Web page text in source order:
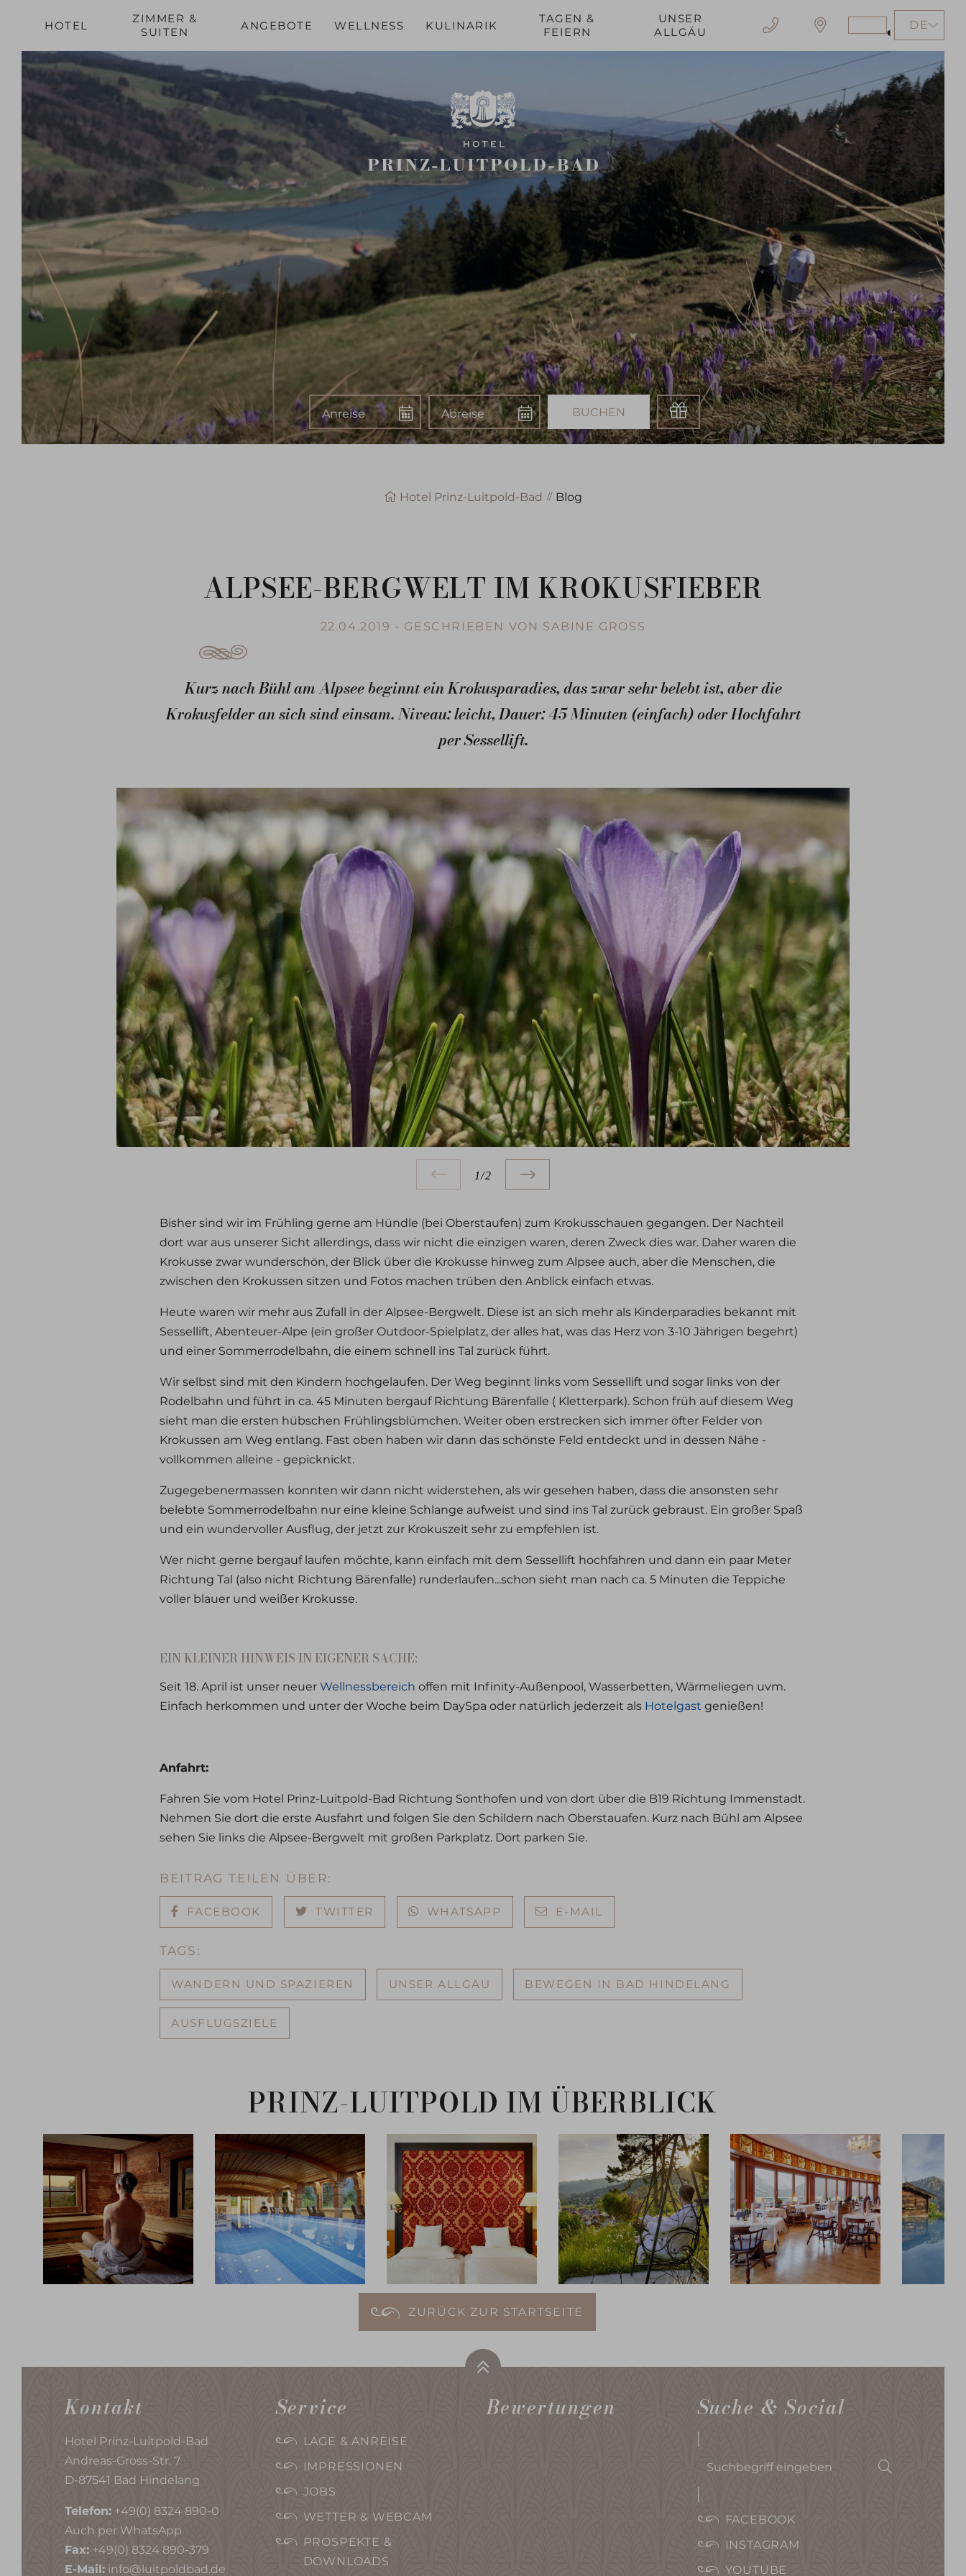
Stärkeren
Kontrast
erzeugen
DE
EN
HOTEL
ZIMMER &
SUITEN
ANGEBOTE WELLNESS KULINARIK
TAGEN &
FEIERN
UNSER
ALLGÄU
Anreise Abreise Buchen Gutschein
Hotel Prinz-Luitpold-Bad Blog
ALPSEE-BERGWELT IM KROKUSFIEBER
22.04.2019 - GESCHRIEBEN VON SABINE GROSS
Kurz nach Bühl am Alpsee beginnt ein Krokusparadies, das zwar sehr belebt ist, aber die
Krokusfelder an sich sind einsam. Niveau: leicht, Dauer: 45 Minuten (einfach) oder Hochfahrt
per Sessellift.
1/2
Bisher sind wir im Frühling gerne am Hündle (bei Oberstaufen) zum Krokusschauen gegangen. Der Nachteil
dort war aus unserer Sicht allerdings, dass wir nicht die einzigen waren, deren Zweck dies war. Daher waren die
Krokusse zwar wunderschön, der Blick über die Krokusse hinweg zum Alpsee auch, aber die Menschen, die
zwischen den Krokussen sitzen und Fotos machen trüben den Anblick einfach etwas.
Heute waren wir mehr aus Zufall in der Alpsee-Bergwelt. Diese ist an sich mehr als Kinderparadies bekannt mit
Sessellift, Abenteuer-Alpe (ein großer Outdoor-Spielplatz, der alles hat, was das Herz von 3-10 Jährigen begehrt)
und einer Sommerrodelbahn, die einem schnell ins Tal zurück führt.
Wir selbst sind mit den Kindern hochgelaufen. Der Weg beginnt links vom Sessellift und sogar links von der
Rodelbahn und führt in ca. 45 Minuten bergauf Richtung Bärenfalle ( Kletterpark). Schon früh auf diesem Weg
sieht man die ersten hübschen Frühlingsblümchen. Weiter oben erstrecken sich immer öfter Felder von
Krokussen am Weg entlang. Fast oben haben wir dann das schönste Feld entdeckt und in dessen Nähe -
vollkommen alleine - gepicknickt.
Zugegebenermassen konnten wir dann nicht widerstehen, als wir gesehen haben, dass die ansonsten sehr
belebte Sommerrodelbahn nur eine kleine Schlange aufweist und sind ins Tal zurück gebraust. Ein großer Spaß
und ein wundervoller Ausflug, der jetzt zur Krokuszeit sehr zu empfehlen ist.
Wer nicht gerne bergauf laufen möchte, kann einfach mit dem Sessellift hochfahren und dann ein paar Meter
Richtung Tal (also nicht Richtung Bärenfalle) runderlaufen...schon sieht man nach ca. 5 Minuten die Teppiche
voller blauer und weißer Krokusse.
EIN KLEINER HINWEIS IN EIGENER SACHE:
Seit 18. April ist unser neuer Wellnessbereich offen mit Infinity-Außenpool, Wasserbetten, Wärmeliegen uvm.
Einfach herkommen und unter der Woche beim DaySpa oder natürlich jederzeit als Hotelgast genießen!
Anfahrt:
Fahren Sie vom Hotel Prinz-Luitpold-Bad Richtung Sonthofen und von dort über die B19 Richtung Immenstadt.
Nehmen Sie dort die erste Ausfahrt und folgen Sie den Schildern nach Oberstauafen. Kurz nach Bühl am Alpsee
sehen Sie links die Alpsee-Bergwelt mit großen Parkplatz. Dort parken Sie.
BEITRAG TEILEN ÜBER:
FACEBOOK TWITTER WHATSAPP E-MAIL
TAGS:
WANDERN UND SPAZIEREN UNSER ALLGÄU BEWEGEN IN BAD HINDELANG
AUSFLUGSZIELE
PRINZ-LUITPOLD IM ÜBERBLICK
ZURÜCK ZUR STARTSEITE
Kontakt
Hotel Prinz-Luitpold-Bad
Andreas-Gross-Str. 7
D-87541 Bad Hindelang
Telefon: +49(0) 8324 890-0
Auch per WhatsApp
Fax: +49(0) 8324 890-379
E-Mail: info@luitpoldbad.de
Service
LAGE & ANREISE
IMPRESSIONEN
JOBS
WETTER & WEBCAM
PROSPEKTE &
DOWNLOADS
Bewertungen Suche & Social
eingeben
FACEBOOK
INSTAGRAM
YOUTUBE